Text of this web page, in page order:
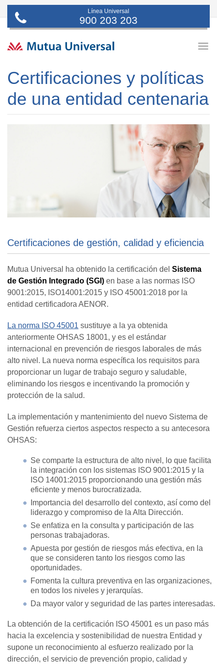
Línea Universal
900 203 203
Certificaciones y políticas
de una entidad centenaria
Certificaciones de gestión, calidad y eficiencia
Mutua Universal ha obtenido la certificación del Sistema
de Gestión Integrado (SGI) en base a las normas ISO
9001:2015, ISO14001:2015 y ISO 45001:2018 por la
entidad certificadora AENOR.
La norma ISO 45001 sustituye a la ya obtenida
anteriormente OHSAS 18001, y es el estándar
internacional en prevención de riesgos laborales de más
alto nivel. La nueva norma específica los requisitos para
proporcionar un lugar de trabajo seguro y saludable,
eliminando los riesgos e incentivando la promoción y
protección de la salud.
La implementación y mantenimiento del nuevo Sistema de
Gestión refuerza ciertos aspectos respecto a su antecesora
OHSAS:
Se comparte la estructura de alto nivel, lo que facilita
la integración con los sistemas ISO 9001:2015 y la
ISO 14001:2015 proporcionando una gestión más
eficiente y menos burocratizada.
Importancia del desarrollo del contexto, así como del
liderazgo y compromiso de la Alta Dirección.
Se enfatiza en la consulta y participación de las
personas trabajadoras.
Apuesta por gestión de riesgos más efectiva, en la
que se consideren tanto los riesgos como las
oportunidades.
Fomenta la cultura preventiva en las organizaciones,
en todos los niveles y jerarquías.
Da mayor valor y seguridad de las partes interesadas.
La obtención de la certificación ISO 45001 es un paso más
hacia la excelencia y sostenibilidad de nuestra Entidad y
supone un reconocimiento al esfuerzo realizado por la
dirección, el servicio de prevención propio, calidad y